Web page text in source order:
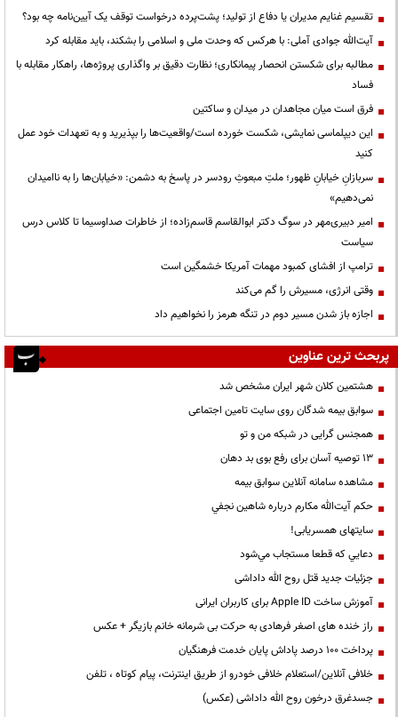
تقسیم غنایم مدیران یا دفاع از تولید؛ پشت‌پرده درخواست توقف یک آیین‌نامه چه بود؟
آیت‌الله جوادی آملی: با هرکس که وحدت ملی و اسلامی را بشکند، باید مقابله کرد
مطالبه برای شکستن انحصار پیمانکاری؛ نظارت دقیق بر واگذاری پروژه‌ها، راهکار مقابله با
فساد
فرق است میان مجاهدان در میدان و ساکتین
این دیپلماسی نمایشی، شکست خورده است/واقعیت‌ها را بپذیرید و به تعهدات خود عمل
کنید
سربازانِ خیابانِ ظهور؛ ملتِ مبعوثِ رودسر در پاسخ به دشمن: «خیابان‌ها را به ناامیدان
نمی‌دهیم»
امیر دبیری‌مهر در سوگ دکتر ابوالقاسم قاسم‌زاده؛ از خاطرات صداوسیما تا کلاس درس
سیاست
ترامپ از افشای کمبود مهمات آمریکا خشمگین است
وقتی انرژی، مسیرش را گم می‌کند
اجازه باز شدن مسیر دوم در تنگه هرمز را نخواهیم داد
پربحث ترین عناوین
هشتمین کلان شهر ایران مشخص شد
سوابق بیمه شدگان روی سایت تامین اجتماعی
همجنس گرایی در شبکه من و تو
13 توصیه آسان برای رفع بوی بد دهان
مشاهده سامانه آنلاين سوابق بیمه
حكم آيت‌الله مكارم درباره شاهين نجفي
سایتهای همسریابی!
دعايي كه قطعا مستجاب مي‌شود
جزئیات جدید قتل روح الله داداشی
آموزش ساخت Apple ID برای کاربران ایرانی
راز خنده های اصغر فرهادی به حرکت بی شرمانه خانم بازیگر + عکس
پرداخت ۱۰۰ درصد پاداش پایان خدمت فرهنگیان
خلافی آنلاین/استعلام خلافی خودرو از طریق اینترنت، پیام کوتاه ، تلفن
جسدغرق درخون روح الله داداشی (عکس)